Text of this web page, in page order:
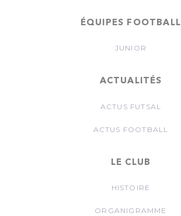
ÉQUIPES FOOTBALL
JUNIOR
ACTUALITÉS
ACTUS FUTSAL
ACTUS FOOTBALL
LE CLUB
HISTOIRE
ORGANIGRAMME